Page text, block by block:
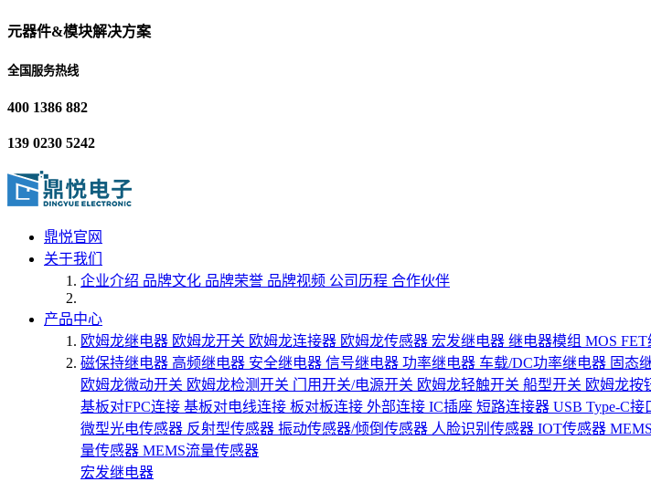
元器件&模块解决方案
全国服务热线
400 1386 882
139 0230 5242
鼎悦官网
关于我们
企业介绍 品牌文化 品牌荣誉 品牌视频 公司历程 合作伙伴
产品中心
欧姆龙继电器 欧姆龙开关 欧姆龙连接器 欧姆龙传感器 宏发继电器 继电器模组 MOS
磁保持继电器 高频继电器 安全继电器 信号继电器 功率继电器 车载/DC功率继电器 固态
欧姆龙微动开关 欧姆龙检测开关 门用开关/电源开关 欧姆龙轻触开关 船型开关 欧姆龙按
基板对FPC连接 基板对电线连接 板对板连接 外部连接 IC插座 短路连接器 USB Type-C接
微型光电传感器 反射型传感器 振动传感器/倾倒传感器 人脸识别传感器 IOT传感器
量传感器 MEMS流量传感器
宏发继电器